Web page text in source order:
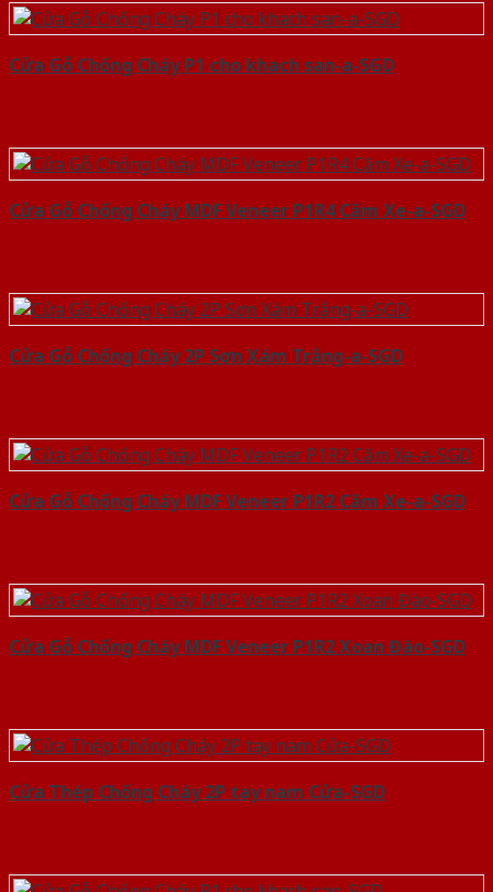
Cửa Gỗ Chống Cháy P1 cho khach san-a-SGD
Cửa Gỗ Chống Cháy MDF Veneer P1R4 Căm Xe-a-SGD
Cửa Gỗ Chống Cháy 2P Sơn Xám Trắng-a-SGD
Cửa Gỗ Chống Cháy MDF Veneer P1R2 Căm Xe-a-SGD
Cửa Gỗ Chống Cháy MDF Veneer P1R2 Xoan Đào-SGD
Cửa Thép Chống Cháy 2P tay nam Cửa-SGD